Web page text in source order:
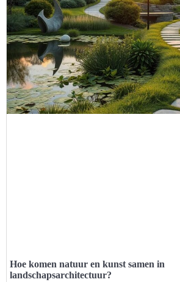
Hoe komen natuur en kunst samen in
landschapsarchitectuur?